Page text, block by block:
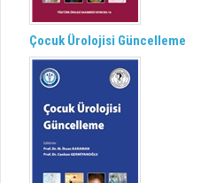
Çocuk Ürolojisi Güncelleme